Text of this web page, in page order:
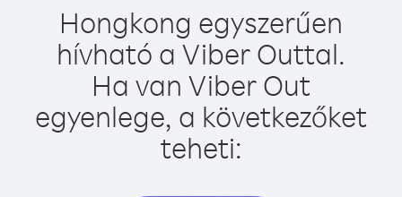
Hongkong egyszerűen
hívható a Viber Outtal.
Ha van Viber Out
egyenlege, a következőket
teheti: